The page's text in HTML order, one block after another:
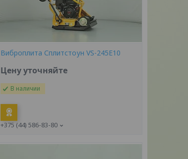
Виброплита Сплитстоун VS-245E10
Цену уточняйте
В наличии
+375 (44) 586-83-80